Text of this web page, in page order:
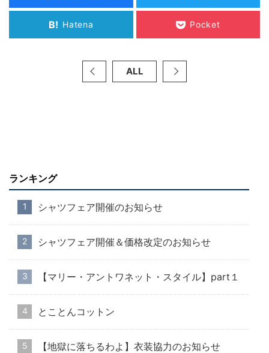
B! Hatena Pocket
ALL
ランキング
シャツフェア開催のお知らせ
シャツフェア開催＆価格改定のお知らせ
【マリー・アントワネット・スタイル】part１
とことんコットン
【地獄に落ちるわよ】衣装協力のお知らせ